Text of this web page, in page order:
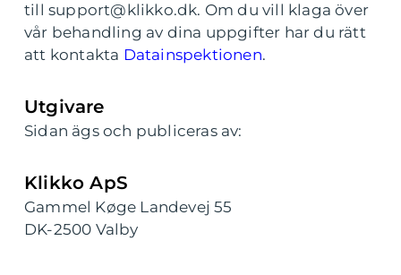
till support@klikko.dk. Om du vill klaga över
vår behandling av dina uppgifter har du rätt
att kontakta Datainspektionen.
Utgivare
Sidan ägs och publiceras av:
Klikko ApS
Gammel Køge Landevej 55
DK-2500 Valby